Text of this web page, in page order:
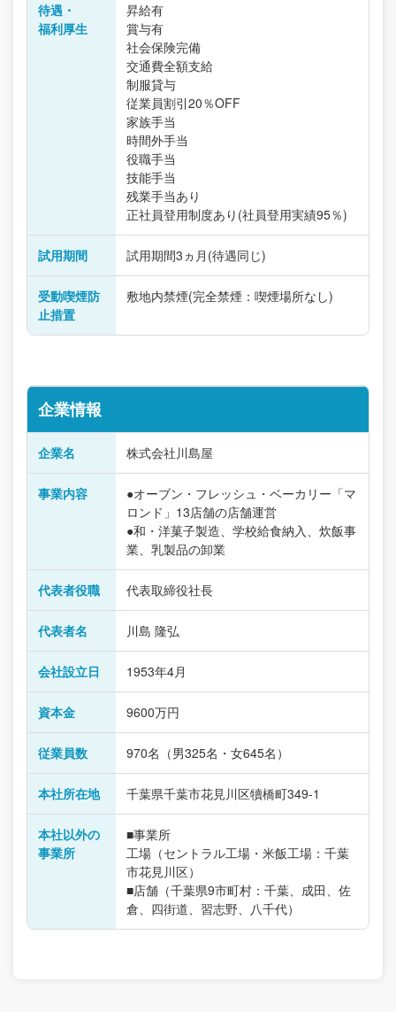
待遇・
福利厚生
昇給有
賞与有
社会保険完備
交通費全額支給
制服貸与
従業員割引20％OFF
家族手当
時間外手当
役職手当
技能手当
残業手当あり
正社員登用制度あり(社員登用実績95％)
試用期間 試用期間3ヵ月(待遇同じ)
受動喫煙防
止措置
敷地内禁煙(完全禁煙：喫煙場所なし)
企業情報
企業名 株式会社川島屋
事業内容
●オーブン・フレッシュ・ベーカリー「マ
ロンド」13店舗の店舗運営
●和・洋菓子製造、学校給食納入、炊飯事
業、乳製品の卸業
代表者役職 代表取締役社長
代表者名 川島 隆弘
会社設立日 1953年4月
資本金 9600万円
従業員数 970名（男325名・女645名）
本社所在地 千葉県千葉市花見川区犢橋町349-1
本社以外の
事業所
■事業所
工場（セントラル工場・米飯工場：千葉
市花見川区）
■店舗（千葉県9市町村：千葉、成田、佐
倉、四街道、習志野、八千代）